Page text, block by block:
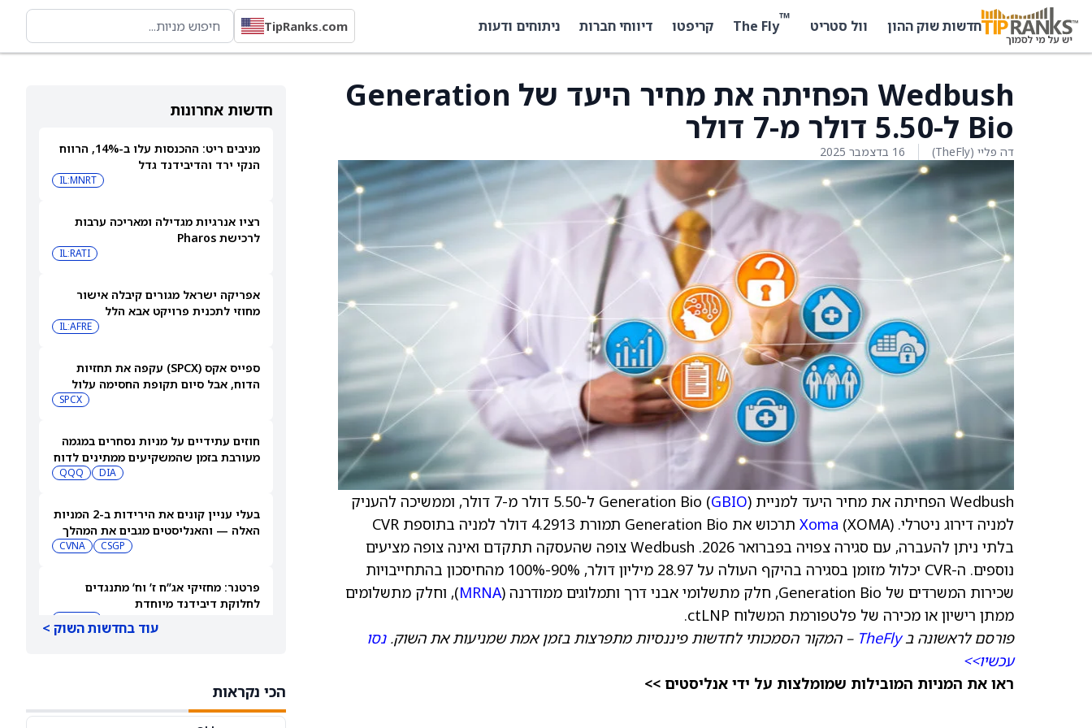
חדשות שוק ההון וול סטריט ™
The Fly קריפטו דיווחי חברות ניתוחים ודעות TipRanks.com
חדשות אחרונות
מניבים ריט: ההכנסות עלו ב-14%, הרווח
הנקי ירד והדיבידנד גדל
IL:MNRT
רציו אנרגיות מגדילה ומאריכה ערבות
לרכישת Pharos
IL:RATI
אפריקה ישראל מגורים קיבלה אישור
מחוזי לתכנית פרויקט אבא הלל
IL:AFRE
ספייס אקס (SPCX) עקפה את תחזיות
הדוח, אבל סיום תקופת החסימה עלול
SPCX
חוזים עתידיים על מניות נסחרים במגמה
מעורבת בזמן שהמשקיעים ממתינים לדוח
DIA
QQQ
בעלי עניין קונים את הירידות ב-2 המניות
האלה — והאנליסטים מגבים את המהלך
CSGP
CVNA
פרטנר: מחזיקי אג”ח ז’ וח’ מתנגדים
לחלוקת דיבידנד מיוחדת
מחזיק במניית SMCI
עוד בחדשות השוק >
הכי נקראות
Wedbush הפחיתה את מחיר היעד של Generation
Bio ל-5.50 דולר מ-7 דולר
דה פליי (TheFly) 16 בדצמבר 2025
Wedbush הפחיתה את מחיר היעד למניית Generation Bio ( GBIO
) ל-5.50 דולר מ-7 דולר, וממשיכה להעניק
למניה דירוג ניטרלי.
Xoma
(XOMA) תרכוש את Generation Bio תמורת 4.2913 דולר למניה בתוספת CVR
בלתי ניתן להעברה, עם סגירה צפויה בפברואר 2026. Wedbush צופה שהעסקה תתקדם ואינה צופה מציעים
נוספים. ה-CVR יכלול מזומן בסגירה בהיקף העולה על 28.97 מיליון דולר, 90%-100% מהחיסכון בהתחייבויות
שכירות המשרדים של Generation Bio, חלק מתשלומי אבני דרך ותמלוגים ממודרנה (
MRNA), וחלק מתשלומים
ממתן רישיון או מכירה של פלטפורמת המשלוח ctLNP.
פורסם לראשונה בTheFly – המקור הסמכותי לחדשות פיננסיות מתפרצות בזמן אמת שמניעות את השוק.נסו
עכשיו>>
ראו את המניות המובילות שמומלצות על ידי אנליסטים >>